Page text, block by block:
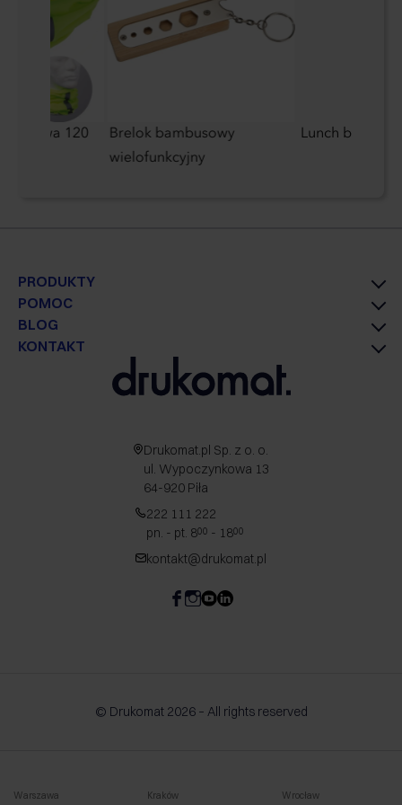
120
Brelok bambusowy
wielofunkcyjny
Lunch box
PRODUKTY
POMOC
BLOG
KONTAKT
Drukomat.pl Sp. z o. o.
ul. Wypoczynkowa 13
64-920 Piła
222 111 222
pn. - pt. 800 - 1800
kontakt@drukomat.pl
© Drukomat 2026 – All rights reserved
Warszawa Kraków Wrocław